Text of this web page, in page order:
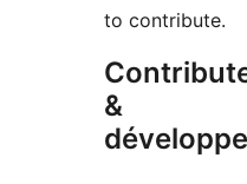
to contribute.
&